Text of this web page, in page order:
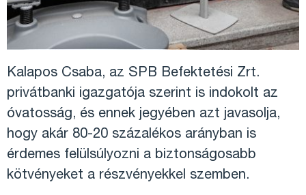
Kalapos Csaba, az SPB Befektetési Zrt.
privátbanki igazgatója szerint is indokolt az
óvatosság, és ennek jegyében azt javasolja,
hogy akár 80-20 százalékos arányban is
érdemes felülsúlyozni a biztonságosabb
kötvényeket a részvényekkel szemben.